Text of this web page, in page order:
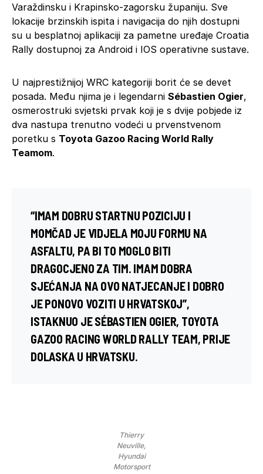
Varaždinsku i Krapinsko-zagorsku županiju. Sve
lokacije brzinskih ispita i navigacija do njih dostupni
su u besplatnoj aplikaciji za pametne uređaje Croatia
Rally dostupnoj za Android i IOS operativne sustave.
U najprestižnijoj WRC kategoriji borit će se devet
posada. Među njima je i legendarni Sébastien Ogier,
osmerostruki svjetski prvak koji je s dvije pobjede iz
dva nastupa trenutno vodeći u prvenstvenom
poretku s Toyota Gazoo Racing World Rally
Teamom.
“IMAM DOBRU STARTNU POZICIJU I
MOMČAD JE VIDJELA MOJU FORMU NA
ASFALTU, PA BI TO MOGLO BITI
DRAGOCJENO ZA TIM. IMAM DOBRA
SJEĆANJA NA OVO NATJECANJE I DOBRO
JE PONOVO VOZITI U HRVATSKOJ”,
ISTAKNUO JE SÉBASTIEN OGIER, TOYOTA
GAZOO RACING WORLD RALLY TEAM, PRIJE
DOLASKA U HRVATSKU.
Thierry
Neuville,
Hyundai
Motorsport